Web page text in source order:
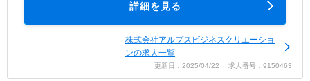
詳細を見る
株式会社アルプスビジネスクリエーショ
ンの求人一覧
更新日：2025/04/22 求人番号：9150463